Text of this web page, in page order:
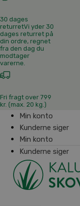
30 dages
returretVi yder 30
dages returret på
din ordre, regnet
fra den dag du
modtager
varerne.
Fri fragt over 799
kr. (max. 20 kg.)
Min konto
Kunderne siger
Min konto
Kunderne siger